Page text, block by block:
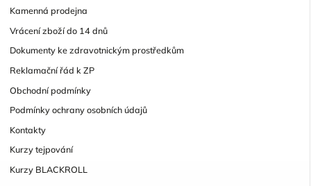
Kamenná prodejna
Vrácení zboží do 14 dnů
Dokumenty ke zdravotnickým prostředkům
Reklamační řád k ZP
Obchodní podmínky
Podmínky ochrany osobních údajů
Kontakty
Kurzy tejpování
Kurzy BLACKROLL